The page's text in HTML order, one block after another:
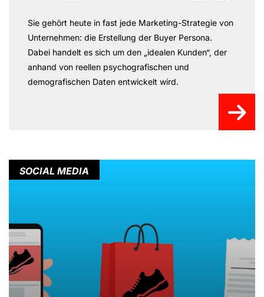
Sie gehört heute in fast jede Marketing-Strategie von
Unternehmen: die Erstellung der Buyer Persona.
Dabei handelt es sich um den „idealen Kunden“, der
anhand von reellen psychografischen und
demografischen Daten entwickelt wird.
SOCIAL MEDIA